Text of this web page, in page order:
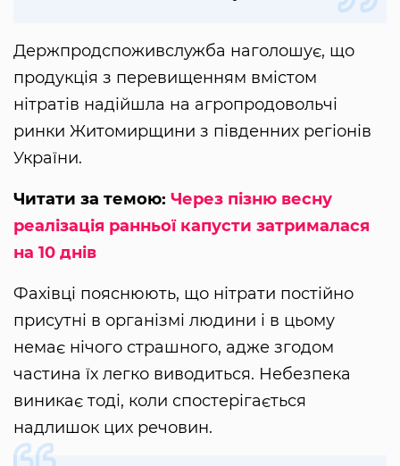
Держпродспоживслужба наголошує, що
продукція з перевищенням вмістом
нітратів надійшла на агропродовольчі
ринки Житомирщини з південних регіонів
України.
Читати за темою: Через пізню весну
реалізація ранньої капусти затрималася
на 10 днів
Фахівці пояснюють, що нітрати постійно
присутні в організмі людини і в цьому
немає нічого страшного, адже згодом
частина їх легко виводиться. Небезпека
виникає тоді, коли спостерігається
надлишок цих речовин.